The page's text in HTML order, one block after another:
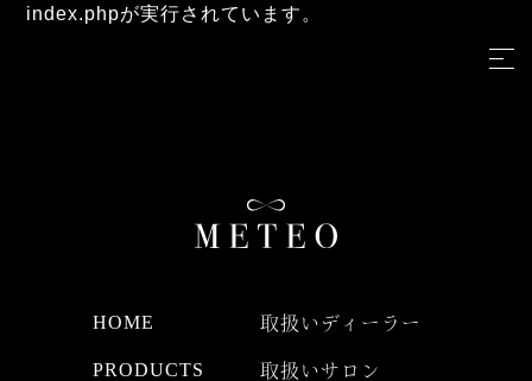
index.phpが実行されています。
HOME
PRODUCTS
取扱いディーラー
取扱いサロン